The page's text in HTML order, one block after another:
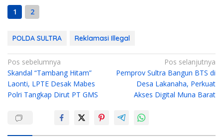
1
2
POLDA SULTRA Reklamasi Illegal
N
a
v
a
Pos sebelumnya
Skandal “Tambang Hitam”
Laonti, LPTE Desak Mabes
Polri Tangkap Dirut PT GMS
Pos selanjutnya
Pemprov Sultra Bangun BTS di
Desa Lakanaha, Perkuat
Akses Digital Muna Barat